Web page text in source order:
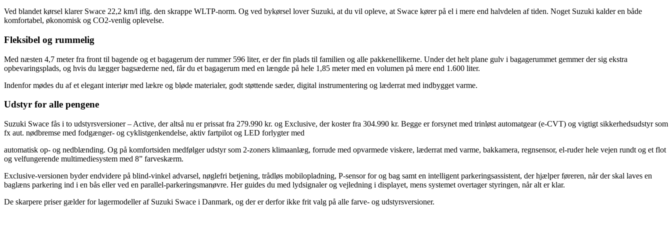
Ved blandet kørsel klarer Swace 22,2 km/l iflg. den skrappe WLTP-norm. Og ved bykørsel lover Suzuki, at du vil opleve, at Swace kører på el i mere end halvdelen af tiden. Noget Suzuki kalder en både
komfortabel, økonomisk og CO2-venlig oplevelse.
Fleksibel og rummelig
Med næsten 4,7 meter fra front til bagende og et bagagerum der rummer 596 liter, er der fin plads til familien og alle pakkenellikerne. Under det helt plane gulv i bagagerummet gemmer der sig ekstra
opbevaringsplads, og hvis du lægger bagsæderne ned, får du et bagagerum med en længde på hele 1,85 meter med en volumen på mere end 1.600 liter.
Indenfor mødes du af et elegant interiør med lækre og bløde materialer, godt støttende sæder, digital instrumentering og læderrat med indbygget varme.
Udstyr for alle pengene
Suzuki Swace fås i to udstyrsversioner – Active, der altså nu er prissat fra 279.990 kr. og Exclusive, der koster fra 304.990 kr. Begge er forsynet med trinløst automatgear (e-CVT) og vigtigt sikkerhedsudstyr som
fx aut. nødbremse med fodgænger- og cyklistgenkendelse, aktiv fartpilot og LED forlygter med
automatisk op- og nedblænding. Og på komfortsiden medfølger udstyr som 2-zoners klimaanlæg, forrude med opvarmede viskere, læderrat med varme, bakkamera, regnsensor, el-ruder hele vejen rundt og et flot
og velfungerende multimediesystem med 8” farveskærm.
Exclusive-versionen byder endvidere på blind-vinkel advarsel, nøglefri betjening, trådløs mobilopladning, P-sensor for og bag samt en intelligent parkeringsassistent, der hjælper føreren, når der skal laves en
baglæns parkering ind i en bås eller ved en parallel-parkeringsmanøvre. Her guides du med lydsignaler og vejledning i displayet, mens systemet overtager styringen, når alt er klar.
De skarpere priser gælder for lagermodeller af Suzuki Swace i Danmark, og der er derfor ikke frit valg på alle farve- og udstyrsversioner.